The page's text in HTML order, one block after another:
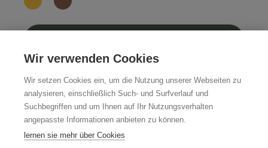
Unsere Partner in der Region
Wir verwenden Cookies
Wir setzen Cookies ein, um die Nutzung unserer Webseiten zu
analysieren, einschließlich Such- und Surfverlauf und
Suchbegriffen und um Ihnen auf Ihr Nutzungsverhalten
angepasste Informationen anbieten zu können.
lernen sie mehr über Cookies